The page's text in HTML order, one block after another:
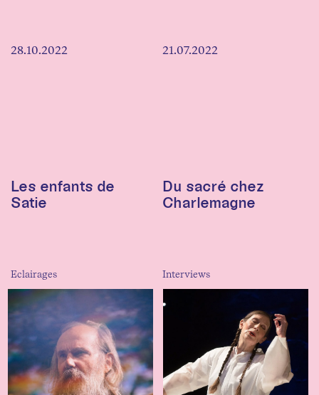
28.10.2022
Les enfants de
Satie
Eclairages
21.07.2022
Du sacré chez
Charlemagne
Interviews